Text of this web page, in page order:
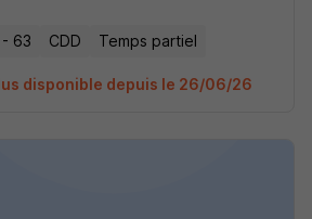
63 CDD Temps partiel
disponible depuis le 26/06/26